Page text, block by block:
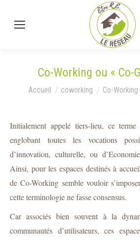
Co-Working ou « Co-
Vous êtes ici :
Accueil coworking Co-Working
Initialement appelé tiers-lieu, ce terme
englobant toutes les vocations
d’innovation, culturelle, ou
Ainsi, pour les espaces destinés à
de Co-Working semble vouloir
cette terminologie ne fasse consensus.
Car associés bien souvent à la
communautés d’utilisateurs, ces